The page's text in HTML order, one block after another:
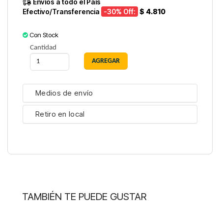
Envíos a todo el País
Efectivo/Transferencia -30% Off: $ 4.810
Con Stock
Cantidad
Medios de envío
Retiro en local
TAMBIÉN TE PUEDE GUSTAR